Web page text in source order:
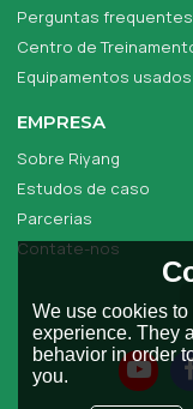
Perguntas frequentes
Centro de
Equipamentos usados
EMPRESA
Sobre Riyang
Estudos de caso
Parcerias
Contate-nos
We use cookies
experience. They
behavior in order
you.